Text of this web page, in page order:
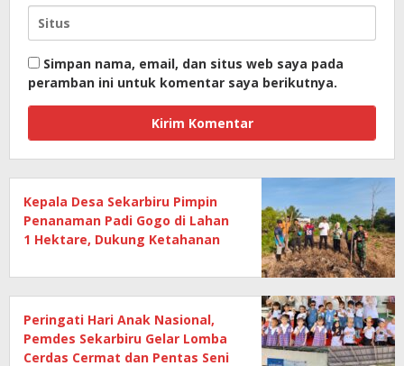
Simpan nama, email, dan situs web saya pada
peramban ini untuk komentar saya berikutnya.
Kepala Desa Sekarbiru Pimpin
Penanaman Padi Gogo di Lahan
1 Hektare, Dukung Ketahanan
Peringati Hari Anak Nasional,
Pemdes Sekarbiru Gelar Lomba
Cerdas Cermat dan Pentas Seni